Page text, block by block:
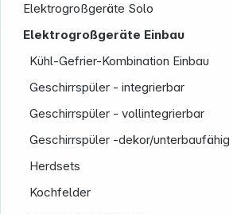
Elektrogroßgeräte Solo
Elektrogroßgeräte Einbau
Kühl-Gefrier-Kombination Einbau
Geschirrspüler - integrierbar
Geschirrspüler - vollintegrierbar
Geschirrspüler -dekor/unterbaufähig
Herdsets
Kochfelder